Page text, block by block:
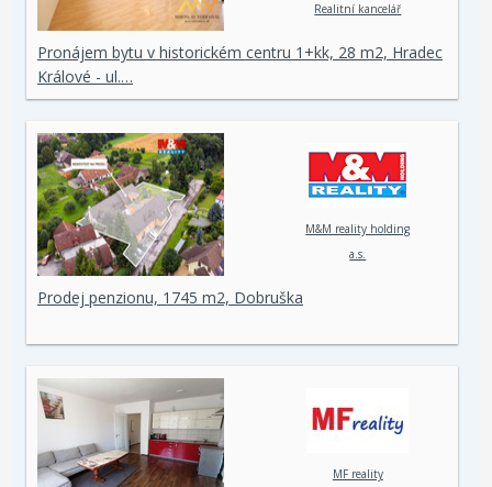
Realitní kancelář
Pronájem bytu v historickém centru 1+kk, 28 m2, Hradec
Králové - ul.…
M&M reality holding
a.s.
Prodej penzionu, 1745 m2, Dobruška
MF reality